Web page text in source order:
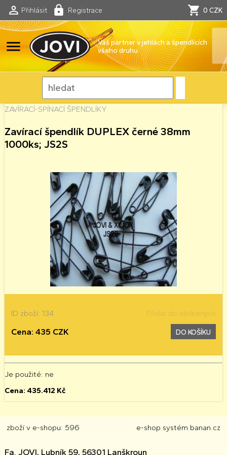
Přihlásit Registrace 0 CZK
menu
Váš partner v jehlách a špendlících
všeho druhu
ZAVÍRACÍ-SPÍNACÍ ŠPENDLÍKY
Zavírací špendlík DUPLEX černé 38mm
1000ks; JS2S
ID zboží: 134 Přidat do oblíbených
Cena: 435 CZK DO KOŠÍKU
Je použité: ne
Cena: 435.412 Kč
zboží v e-shopu: 596 e-shop systém banan.cz
Fa. JOVI, Lubník 59, 56301 Lanškroun